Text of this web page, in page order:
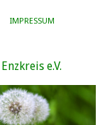
IMPRESSUM